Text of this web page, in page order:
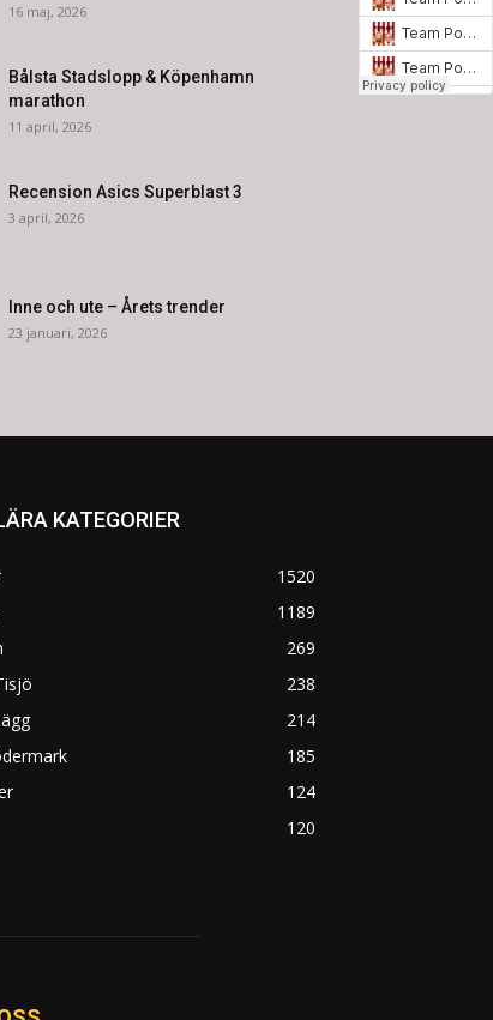
16 maj, 2026
Bålsta Stadslopp & Köpenhamn
marathon
11 april, 2026
Recension Asics Superblast 3
3 april, 2026
Inne och ute – Årets trender
23 januari, 2026
KATEGORIER
1520
1189
269
238
214
185
124
120